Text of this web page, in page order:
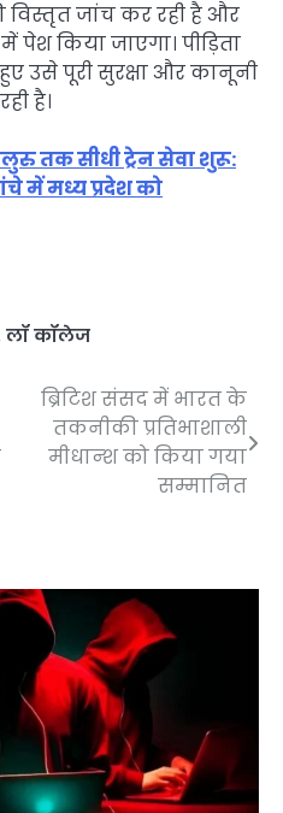
जांच कर रही है और
पेश किया जाएगा। पीड़िता
उसे पूरी सुरक्षा और कानूनी
है।
तक सीधी ट्रेन सेवा शुरू:
में मध्य प्रदेश को
लॉ कॉलेज
ब्रिटिश संसद में भारत के
तकनीकी प्रतिभाशाली
मीधान्श को किया गया
सम्मानित